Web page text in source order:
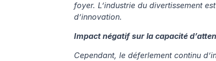
foyer. L’industrie du divertissement
d’innovation.
Impact négatif sur la capacité
Cependant, le déferlement continu